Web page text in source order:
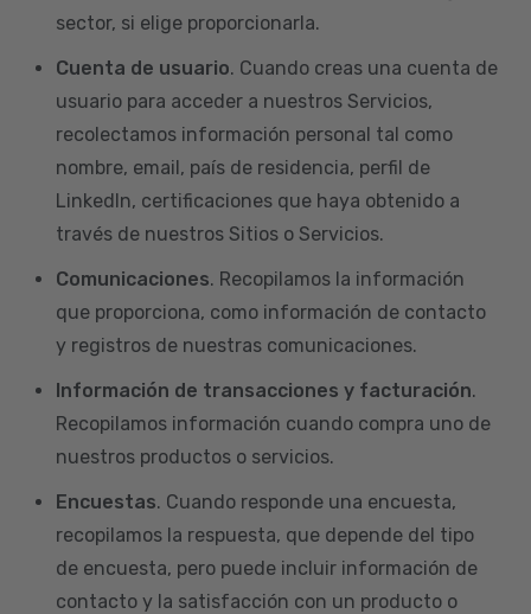
sector, si elige proporcionarla.
Cuenta de usuario. Cuando creas una cuenta de
usuario para acceder a nuestros Servicios,
recolectamos información personal tal como
nombre, email, país de residencia, perfil de
LinkedIn, certificaciones que haya obtenido a
través de nuestros Sitios o Servicios.
Comunicaciones. Recopilamos la información
que proporciona, como información de contacto
y registros de nuestras comunicaciones.
Información de transacciones y facturación.
Recopilamos información cuando compra uno de
nuestros productos o servicios.
Encuestas. Cuando responde una encuesta,
recopilamos la respuesta, que depende del tipo
de encuesta, pero puede incluir información de
contacto y la satisfacción con un producto o